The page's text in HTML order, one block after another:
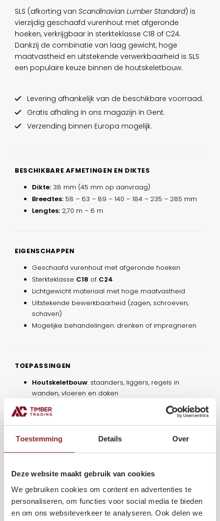
Toestemming Details Over
Deze website maakt gebruik van cookies
We gebruiken cookies om content en advertenties te
personaliseren, om functies voor social media te bieden
en om ons websiteverkeer te analyseren. Ook delen we
SLS (afkorting van Scandinavian Lumber Standard) is
vierzijdig geschaafd vurenhout met afgeronde
hoeken, verkrijgbaar in sterkteklasse C18 of C24.
Dankzij de combinatie van laag gewicht, hoge
maatvastheid en uitstekende verwerkbaarheid is SLS
een populaire keuze binnen de houtskeletbouw.
Levering afhankelijk van de beschikbare voorraad.
Gratis afhaling in ons magazijn in Gent.
Verzending binnen Europa mogelijk.
BESCHIKBARE AFMETINGEN EN DIKTES
Dikte: 38 mm (45 mm op aanvraag)
Breedtes: 58 – 63 – 89 – 140 – 184 – 235 – 285 mm
Lengtes: 2,70 m – 6 m
EIGENSCHAPPEN
Geschaafd vurenhout met afgeronde hoeken
Sterkteklasse C18 of C24
Lichtgewicht materiaal met hoge maatvastheid
Uitstekende bewerkbaarheid (zagen, schroeven,
schaven)
Mogelijke behandelingen: drenken of impregneren
TOEPASSINGEN
Houtskeletbouw: staanders, liggers, regels in
wanden, vloeren en daken
Binnenwanden & scheidingswanden
: ideaal voor
lichte constructies
Dakconstructies: sporen en gordingen in lichte
daken, droog of prefab
Algemene timmerwerken
TECHNISCHE SPECIFICATIES
TF_ACTT_SLS_NL.pdf